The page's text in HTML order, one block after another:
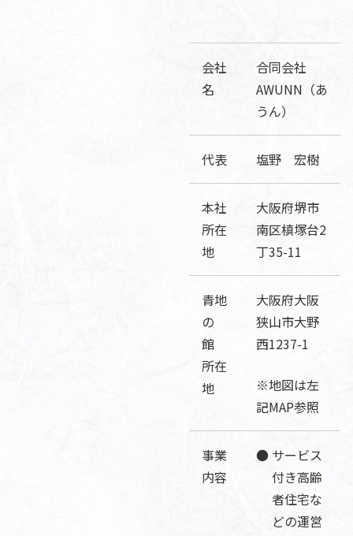
会社
名
合同会社
AWUNN（あ
うん）
代表 塩野 宏樹
本社
所在
地
大阪府堺市
南区槙塚台2
丁35-11
青地
の
館
所在
地
大阪府大阪
狭山市大野
西1237-1
※地図は左
記MAP参照
事業
内容
サービス
付き高齢
者住宅な
どの運営